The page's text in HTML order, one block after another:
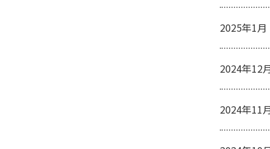
2025年1月
2024年12
2024年11